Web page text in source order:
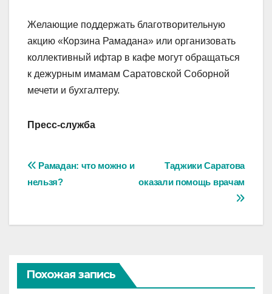
Желающие поддержать благотворительную
акцию «Корзина Рамадана» или организовать
коллективный ифтар в кафе могут обращаться
к дежурным имамам Саратовской Соборной
мечети и бухгалтеру.
Пресс-служба
Навигация
записям
Таджики Саратова
оказали помощь врачам
Рамадан: что можно и
нельзя?
Похожая запись